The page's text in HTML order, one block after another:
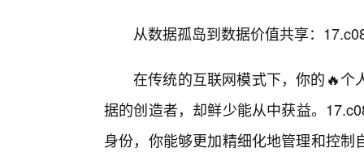
从数据孤岛到数据价值共享：
在传统的互联网模式下，你的🔥个
据的创造者，却鲜少能从中获益。
身份，你能够更加精细化地管理和控